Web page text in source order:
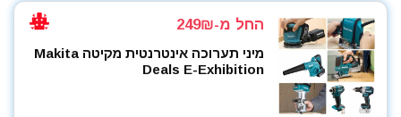
החל מ-249₪
מיני תערוכה אינטרנטית מקיטה Makita
Deals E-Exhibition